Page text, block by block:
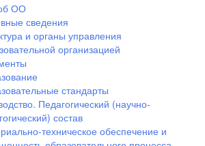
ОО
сведения
и органы управления
организацией
стандарты
Педагогический (научно-
состав
техническое обеспечение и